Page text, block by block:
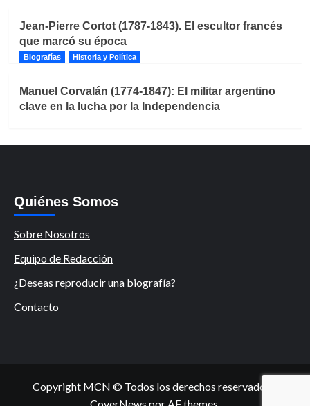
Jean-Pierre Cortot (1787-1843). El escultor francés
que marcó su época
Biografías Historia y Política
Manuel Corvalán (1774-1847): El militar argentino
clave en la lucha por la Independencia
Quiénes Somos
Sobre Nosotros
Equipo de Redacción
¿Deseas reproducir una biografía?
Contacto
Copyright MCN © Todos los derechos reservados.